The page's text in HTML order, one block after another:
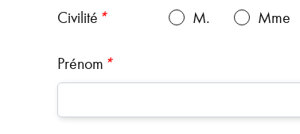
Civilité * M. Mme
Prénom *